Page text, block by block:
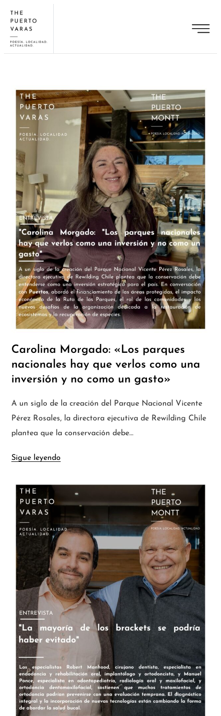
Carolina Morgado: «Los parques
nacionales hay que verlos como una
inversión y no como un gasto»
A un siglo de la creación del Parque Nacional Vicente
Pérez Rosales, la directora ejecutiva de Rewilding Chile
plantea que la conservación debe…
Sigue leyendo